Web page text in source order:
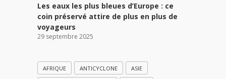
Les eaux les plus bleues d’Europe : ce
coin préservé attire de plus en plus de
voyageurs
29 septembre 2025
AFRIQUE ANTICYCLONE ASIE